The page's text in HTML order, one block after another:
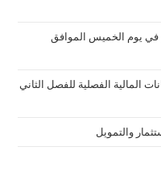
في يوم الخميس الموافق
المالية الفصلية للفصل الثاني
والتمويل